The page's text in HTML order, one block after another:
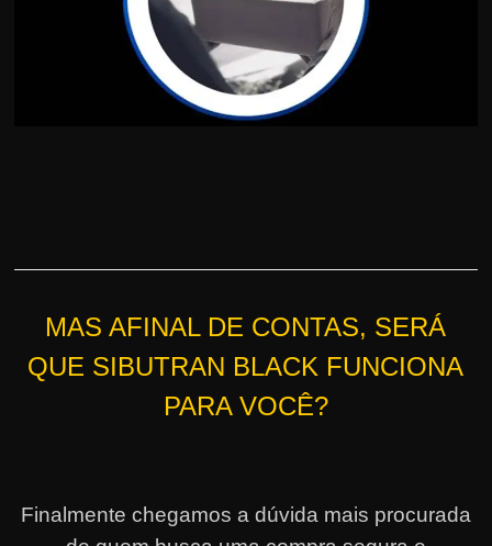
MAS AFINAL DE CONTAS, SERÁ
QUE SIBUTRAN BLACK FUNCIONA
PARA VOCÊ?
Finalmente chegamos a dúvida mais procurada